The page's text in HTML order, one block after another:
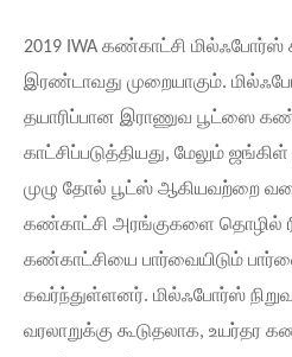
2019 IWA கண்காட்சி மில்ஃபோர்ஸ்
இரண்டாவது முறையாகும்.
தயாரிப்பான இராணுவ பூட்ஸை
காட்சிப்படுத்தியது, மேலும்
முழு தோல் பூட்ஸ் ஆகியவற்றை
கண்காட்சி அரங்குகளை தொழில்
கண்காட்சியை பார்வையிடும்
கவர்ந்துள்ளனர். மில்ஃபோர்ஸ்
வரலாறுக்கு கூடுதலாக, உயர்தர